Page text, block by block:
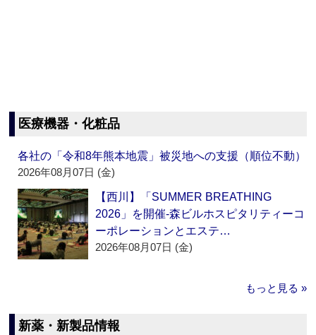
医療機器・化粧品
各社の「令和8年熊本地震」被災地への支援（順位不動）
2026年08月07日 (金)
【西川】「SUMMER BREATHING
2026」を開催‐森ビルホスピタリティーコ
ーポレーションとエステ…
2026年08月07日 (金)
もっと見る »
新薬・新製品情報